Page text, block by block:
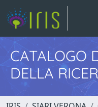
CATALOGO
DELLA